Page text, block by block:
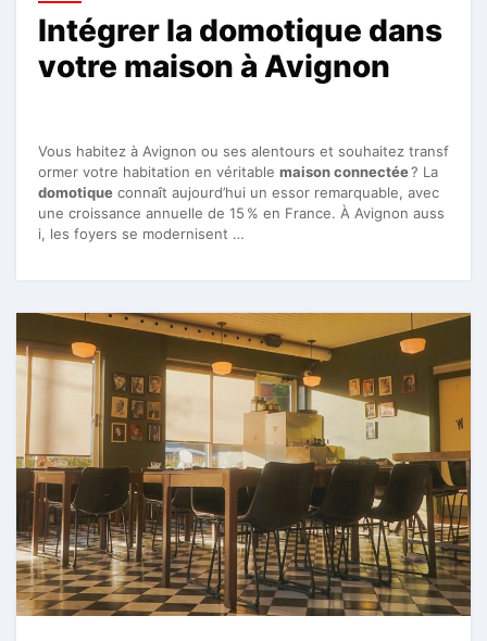
Intégrer la domotique dans
votre maison à Avignon
Vous habitez à Avignon ou ses alentours et souhaitez transf
ormer votre habitation en véritable maison connectée? La
domotique connaît aujourd’hui un essor remarquable, avec
une croissance annuelle de 15 % en France. À Avignon auss
i, les foyers se modernisent …